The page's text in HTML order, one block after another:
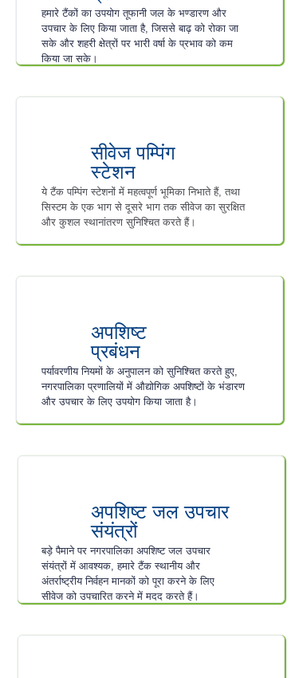
सीवेज पम्पिंग
स्टेशन
अपशिष्ट
प्रबंधन
अपशिष्ट जल उपचार
संयंत्रों
हमारे टैंकों का उपयोग तूफानी जल के भण्डारण और
उपचार के लिए किया जाता है, जिससे बाढ़ को रोका जा
सके और शहरी क्षेत्रों पर भारी वर्षा के प्रभाव को कम
किया जा सके।
ये टैंक पम्पिंग स्टेशनों में महत्वपूर्ण भूमिका निभाते हैं, तथा
सिस्टम के एक भाग से दूसरे भाग तक सीवेज का सुरक्षित
और कुशल स्थानांतरण सुनिश्चित करते हैं।
पर्यावरणीय नियमों के अनुपालन को सुनिश्चित करते हुए,
नगरपालिका प्रणालियों में औद्योगिक अपशिष्टों के भंडारण
और उपचार के लिए उपयोग किया जाता है।
बड़े पैमाने पर नगरपालिका अपशिष्ट जल उपचार
संयंत्रों में आवश्यक, हमारे टैंक स्थानीय और
अंतर्राष्ट्रीय निर्वहन मानकों को पूरा करने के लिए
सीवेज को उपचारित करने में मदद करते हैं।